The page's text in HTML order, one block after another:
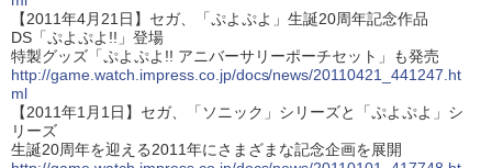
【2011年4月21日】セガ、「ぷよぷよ」生誕20周年記念作品
DS「ぷよぷよ!!」登場
特製グッズ「ぷよぷよ!! アニバーサリーポーチセット」も発売
http://game.watch.impress.co.jp/docs/news/20110421_441247.ht
ml
【2011年1月1日】セガ、「ソニック」シリーズと「ぷよぷよ」シ
リーズ
生誕20周年を迎える2011年にさまざまな記念企画を展開